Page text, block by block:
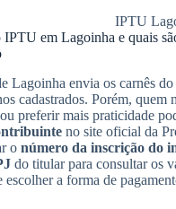
IPTU
em Lagoinha e quais
Lagoinha envia os carnês
cadastrados. Porém, quem
preferir mais praticidade
no site oficial da
o número da inscrição do
do titular para consultar os
escolher a forma de